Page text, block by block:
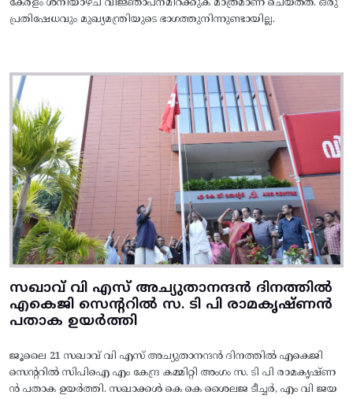
കേരളം ശനിയാഴ്ച വിജ്ഞാപനമിറക്കുക മാത്രമാണ് ചെയ്തത്. ഒരു
പ്രതിഷേധവും മുഖ്യമന്ത്രിയുടെ ഭാഗത്തുനിന്നുണ്ടായില്ല.
സഖാവ് വി എസ് അച്യുതാനന്ദൻ ദിനത്തിൽ
എകെജി സെന്ററിൽ സ. ടി പി രാമകൃഷ്‌ണൻ
പതാക ഉയർത്തി
ജൂലൈ 21 സഖാവ് വി എസ് അച്യുതാനന്ദൻ ദിനത്തിൽ എകെജി
സെന്ററിൽ സിപിഐ എം കേന്ദ്ര കമ്മിറ്റി അംഗം സ. ടി പി രാമകൃഷ്‌ണ
ൻ പതാക ഉയർത്തി. സഖാക്കൾ കെ കെ ശൈലജ ടീച്ചർ, എം വി ജയ